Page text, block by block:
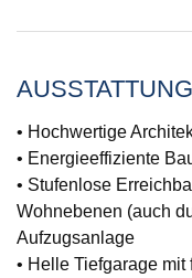
AUSSTATTUNG
• Hochwertige
• Energieeffiziente
• Stufenlose
Wohnebenen (auch
Aufzugsanlage
• Helle Tiefgarage mit